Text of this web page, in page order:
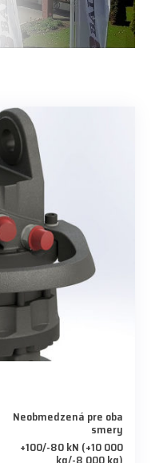
Neobmedzená pre oba
smery
+100/-80 kN (+10 000